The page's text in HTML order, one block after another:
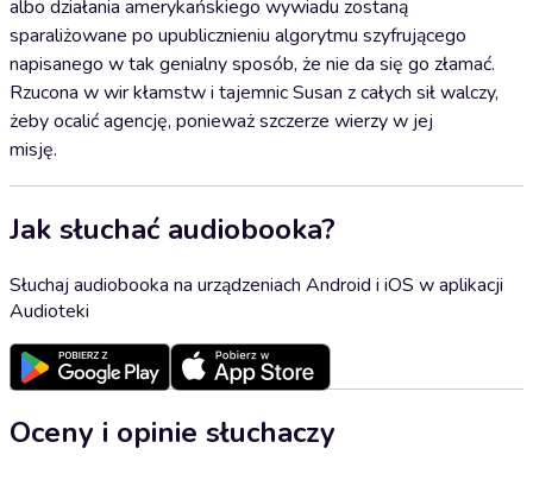
albo działania amerykańskiego wywiadu zostaną
sparaliżowane po upublicznieniu algorytmu szyfrującego
napisanego w tak genialny sposób, że nie da się go złamać.
Rzucona w wir kłamstw i tajemnic Susan z całych sił walczy,
żeby ocalić agencję, ponieważ szczerze wierzy w jej
misję.
Jak słuchać audiobooka?
Słuchaj audiobooka na urządzeniach Android i iOS w aplikacji
Audioteki
Oceny i opinie słuchaczy